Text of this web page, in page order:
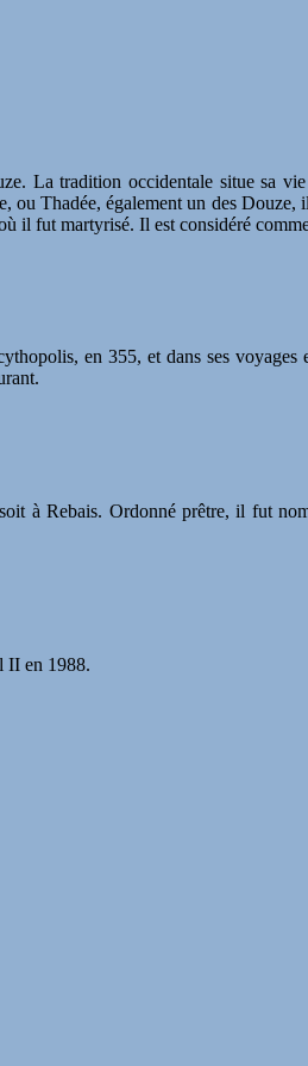
La tradition occidentale situe sa
Thadée, également un des
fut martyrisé. Il est considéré comme
en 355, et dans ses
à Rebais. Ordonné prêtre, il fut
II en 1988.